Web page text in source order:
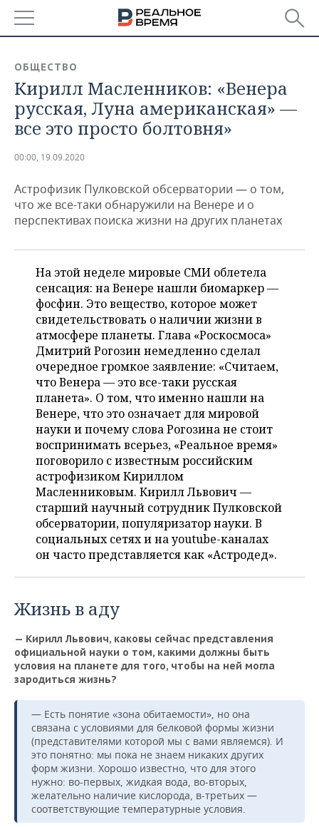
БАШКОРТОСТАН
ТАТАРСТАН
НОВОСТИ
АНАЛИТИКА
ДЕКЛАРАЦИИ О ДОХОДАХ
КОРОЛИ ГОСЗАКАЗА ПФО
ВУЗЫ ТАТАРСТАНА
КОМУ ПРИНАДЛЕЖАТ
ТОРГОВЫЕ ЦЕНТРЫ
ТАТАРСТАНА
НОВОСТИ ЭКОНОМИКИ
ФИНАНСЫ
БАНКИ
БЮДЖЕТ
ИНВЕСТИЦИИ
ПРОМЫШЛЕННОСТЬ
НОВОСТИ
ПРОМЫШЛЕННОСТИ
МАШИНОСТРОЕНИЕ
НЕФТЕХИМИЯ
НЕФТЬ
ОПК
ЭНЕРГЕТИКА
НЕДВИЖИМОСТЬ
НОВОСТИ НЕДВИЖИМОСТИ
АВТО
НОВОСТИ АВТО
БИЗНЕС
НОВОСТИ БИЗНЕСА
РОЗНИЧНАЯ ТОРГОВЛЯ
ТРАНСПОРТ
УСЛУГИ
ТЕХНОЛОГИИ
НОВОСТИ ТЕХНОЛОГИЙ
МЕДИА
ТЕЛЕКОММУНИКАЦИИ
МЕРОПРИЯТИЯ
НОВОСТИ МЕРОПРИЯТИЙ
ВЫЕЗДНАЯ РЕДАКЦИЯ
БИЗНЕС-БРАНЧИ
ONLINE-КОНФЕРЕНЦИИ
ОТКРЫТАЯ ЛЕКЦИЯ
СПОРТ
НОВОСТИ СПОРТА
ФУТБОЛ
ХОККЕЙ
БАСКЕТБОЛ
ВОЛЕЙБОЛ
КИБЕРСПОРТ
ФИГУРНОЕ КАТАНИЕ
ВОДНЫЕ ВИДЫ СПОРТА
ХОККЕЙ С МЯЧОМ
ОБЩЕСТВО
НОВОСТИ ОБЩЕСТВА
ВЛАСТЬ
ИНФРАСТРУКТУРА
ИСТОРИЯ
КУЛЬТУРА
МЕДИЦИНА
ОБРАЗОВАНИЕ
ПРОИСШЕСТВИЯ
ФОТОГАЛЕРЕЯ
СЮЖЕТЫ
СПРАВОЧНИК
СПИСОК ПЕРСОН
СПИСОК КОМПАНИЙ
ПОЛНАЯ ВЕРСИЯ
ОБЩЕСТВО
Кирилл Масленников: «Венера
русская, Луна американская» —
все это просто болтовня»
00:00, 19.09.2020
Астрофизик Пулковской обсерватории — о том,
что же все-таки обнаружили на Венере и о
перспективах поиска жизни на других планетах
На этой неделе мировые СМИ облетела
сенсация: на Венере нашли биомаркер —
фосфин. Это вещество, которое может
свидетельствовать о наличии жизни в
атмосфере планеты. Глава «Роскосмоса»
Дмитрий Рогозин немедленно сделал
очередное громкое заявление: «Считаем,
что Венера — это все-таки русская
планета». О том, что именно нашли на
Венере, что это означает для мировой
науки и почему слова Рогозина не стоит
воспринимать всерьез, «Реальное время»
поговорило с известным российским
астрофизиком Кириллом
Масленниковым. Кирилл Львович —
старший научный сотрудник Пулковской
обсерватории, популяризатор науки. В
социальных сетях и на youtube-каналах
он часто представляется как «Астродед».
Жизнь в аду
— Кирилл Львович, каковы сейчас представления
официальной науки о том, какими должны быть
условия на планете для того, чтобы на ней могла
зародиться жизнь?
— Есть понятие «зона обитаемости», но она
связана с условиями для белковой формы жизни
(представителями которой мы с вами являемся). И
это понятно: мы пока не знаем никаких других
форм жизни. Хорошо известно, что для этого
нужно: во-первых, жидкая вода, во-вторых,
желательно наличие кислорода, в-третьих —
соответствующие температурные условия.